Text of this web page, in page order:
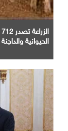
الحيوانية والداجنة